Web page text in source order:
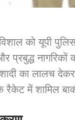
को यूपी
नागरिकों
का लालच देकर
में शामिल